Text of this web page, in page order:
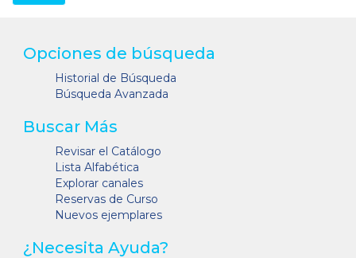
Opciones de búsqueda
Historial de Búsqueda
Búsqueda Avanzada
Buscar Más
Revisar el Catálogo
Lista Alfabética
Explorar canales
Reservas de Curso
Nuevos ejemplares
¿Necesita Ayuda?